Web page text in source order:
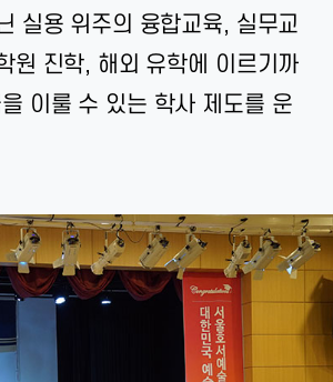
실용 위주의 융합교육, 실무교
원 진학, 해외 유학에 이르기까
이룰 수 있는 학사 제도를 운